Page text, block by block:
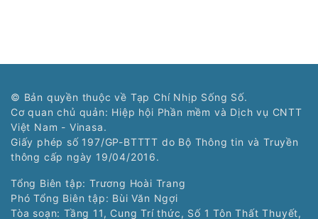
© Bản quyền thuộc về Tạp Chí Nhịp Sống Số.
Cơ quan chủ quản: Hiệp hội Phần mềm và Dịch vụ CNTT
Việt Nam - Vinasa.
Giấy phép số 197/GP-BTTTT do Bộ Thông tin và Truyền
thông cấp ngày 19/04/2016.
Tổng Biên tập: Trương Hoài Trang
Phó Tổng Biên tập: Bùi Văn Ngợi
Tòa soạn: Tầng 11, Cung Trí thức, Số 1 Tôn Thất Thuyết,